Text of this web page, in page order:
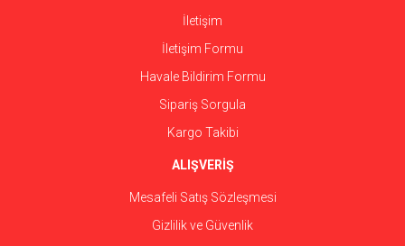
Gönder
İletişim
İletişim Formu
Havale Bildirim Formu
Sipariş Sorgula
Kargo Takibi
ALIŞVERİŞ
Mesafeli Satış Sözleşmesi
Gizlilik ve Güvenlik